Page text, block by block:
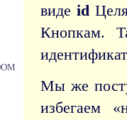
видеid
Кнопкам.
Мы же
избегаем